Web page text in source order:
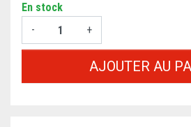
En stock
-
+
AJOUTER AU